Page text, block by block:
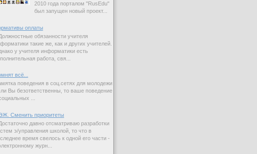
2010 года порталом "RusEdu"
был запущен новый проект...
оплаты
обязанности учителя
такие же, как и других учителей.
у учителя информатики есть
работа, свя...
всё...
поведения в соц.сетях для молодежи
Вы безответственны, то ваше поведение
...
Сменить приоритеты
давно отсматриваю разработки
э/управления школой, то что в
время свелось к одной его части -
журн...